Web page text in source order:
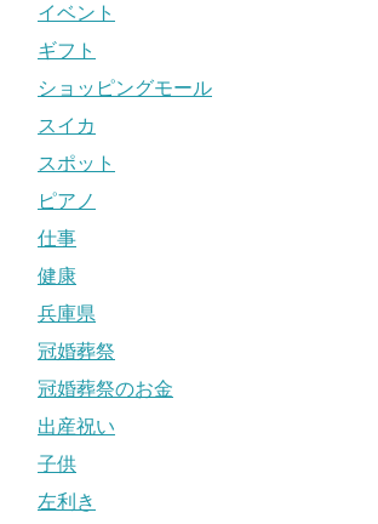
イベント
ギフト
ショッピングモール
スイカ
スポット
ピアノ
仕事
健康
兵庫県
冠婚葬祭
冠婚葬祭のお金
出産祝い
子供
左利き